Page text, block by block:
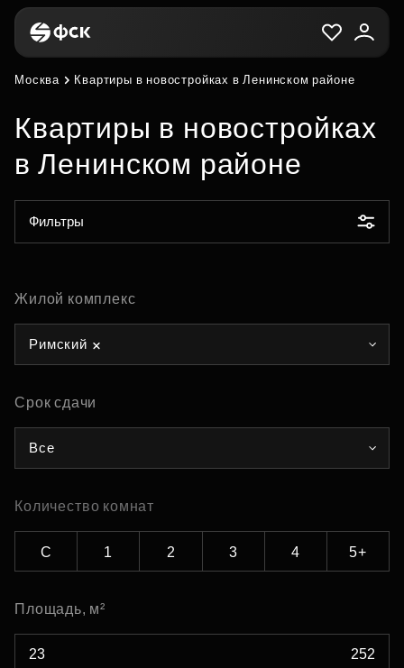
Москва Квартиры в новостройках в Ленинском районе
Квартиры в новостройках
в Ленинском районе
Фильтры
Жилой комплекс
Римский
Срок сдачи
Все
Количество комнат
С 1 2 3 4 5+
Площадь, м²